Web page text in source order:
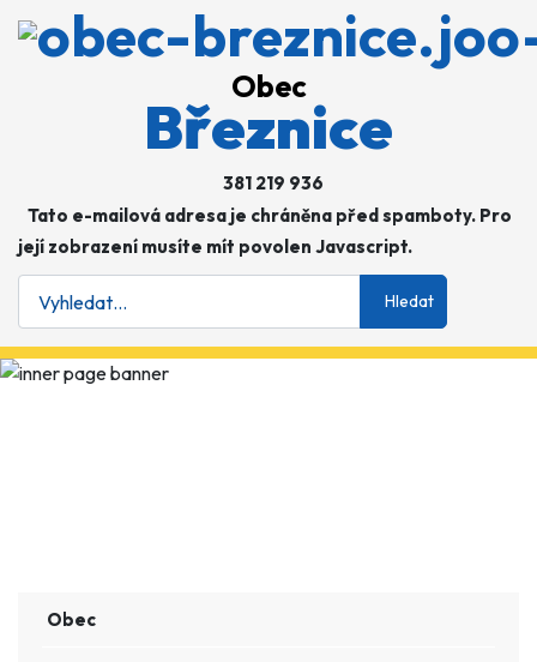
Obec
Březnice
381 219 936
Tato e-mailová adresa je chráněna před spamboty. Pro
její zobrazení musíte mít povolen Javascript.
Hledat
Obec